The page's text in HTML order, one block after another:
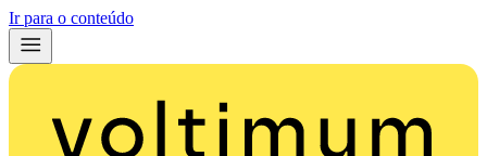
Ir para o conteúdo